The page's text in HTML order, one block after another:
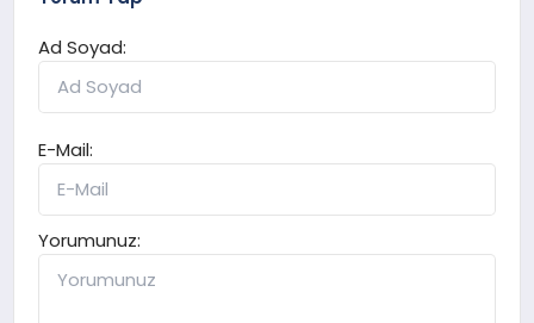
Ad Soyad:
E-Mail:
Yorumunuz: